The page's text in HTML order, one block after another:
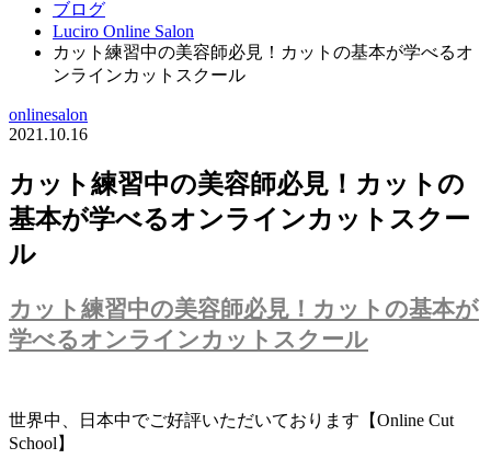
ブログ
Luciro Online Salon
カット練習中の美容師必見！カットの基本が学べるオ
ンラインカットスクール
onlinesalon
2021.10.16
カット練習中の美容師必見！カットの
基本が学べるオンラインカットスクー
ル
カット練習中の美容師必見！カットの基本が
学べるオンラインカットスクール
世界中、日本中でご好評いただいております【Online Cut
School】